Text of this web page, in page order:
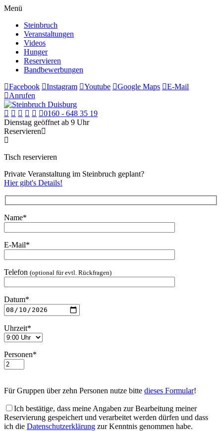
Menü
Steinbruch
Veranstaltungen
Videos
Hunger
Reservieren
Bandbewerbungen
Facebook
Instagram Youtube Google Maps
E-Mail
Anrufen
0160 - 648 35 19
Dienstag geöffnet ab 9 Uhr
Reservieren
Tisch reservieren
Private Veranstaltung im Steinbruch geplant?
Hier gibt's Details!
Name*
E-Mail*
Telefon (optional für evtl. Rückfragen)
Datum*
Uhrzeit*
Personen*
Für Gruppen über zehn Personen nutze bitte dieses Formular!
Ich bestätige, dass meine Angaben zur Bearbeitung meiner
Reservierung gespeichert und verarbeitet werden dürfen und dass
ich die Datenschutzerklärung zur Kenntnis genommen habe.